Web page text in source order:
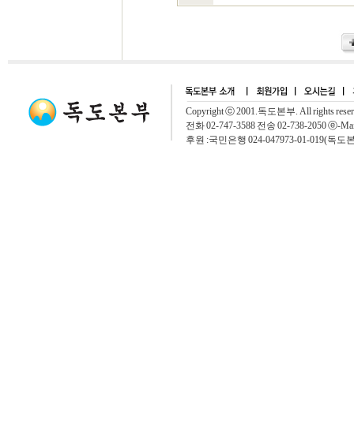
Copyright ⓒ 2001.독도본부. All rights
전화 02-747-3588 전송 02-738-2050 ⓔ-
후원 :국민은행 024-047973-01-019(독도